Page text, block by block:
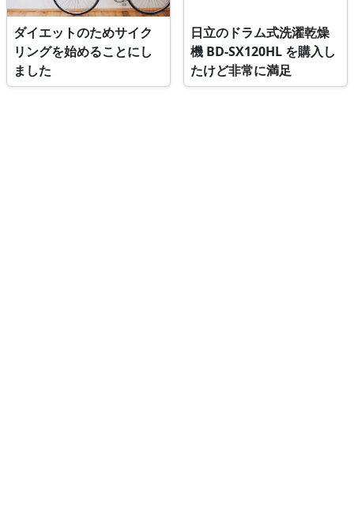
ダイエットのためサイク
リングを始めることにし
ました
日立のドラム式洗濯乾燥
機 BD-SX120HL を購入し
たけど非常に満足